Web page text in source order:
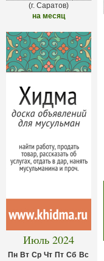
(г. Саратов)
на месяц
Июль 2024
Пн Вт Ср Чт Пт Сб Вс